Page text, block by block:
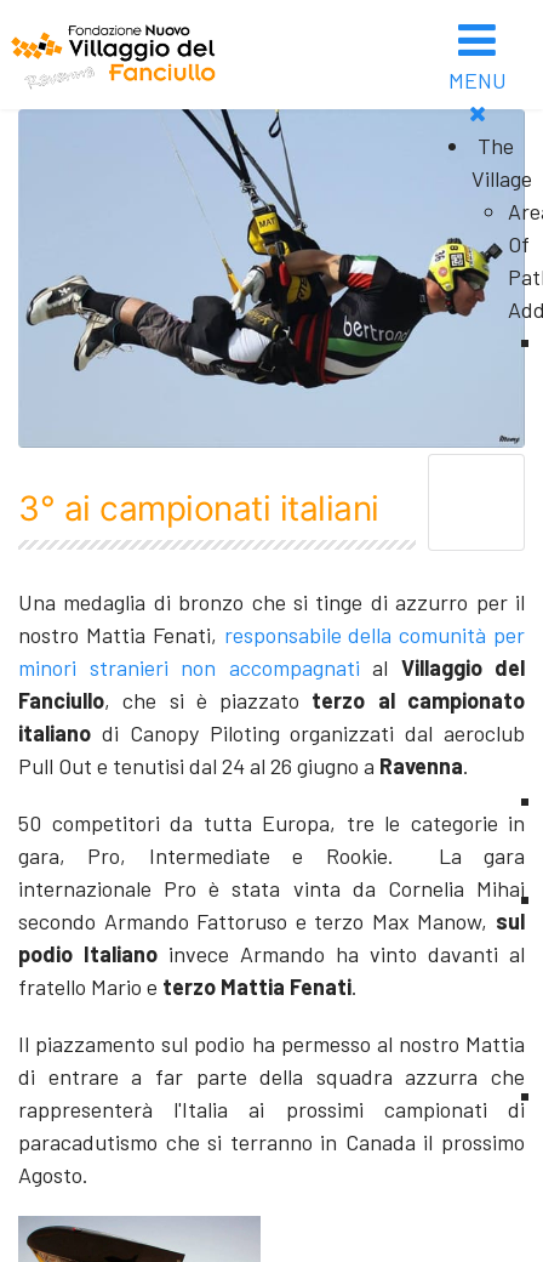
MENU
The
Village
Of
3° ai campionati italiani
Una medaglia di bronzo che si tinge di azzurro per il
nostro Mattia Fenati, responsabile della comunità per
minori stranieri non accompagnati al Villaggio del
Fanciullo, che si è piazzato terzo al campionato
italiano di Canopy Piloting organizzati dal aeroclub
Pull Out e tenutisi dal 24 al 26 giugno a Ravenna.
50 competitori da tutta Europa, tre le categorie in
gara, Pro, Intermediate e Rookie. La gara
internazionale Pro è stata vinta da Cornelia Mihai
secondo Armando Fattoruso e terzo Max Manow, sul
podio Italiano invece Armando ha vinto davanti al
fratello Mario e terzo Mattia Fenati.
Il piazzamento sul podio ha permesso al nostro Mattia
di entrare a far parte della squadra azzurra che
rappresenterà l'Italia ai prossimi campionati di
paracadutismo che si terranno in Canada il prossimo
Agosto.